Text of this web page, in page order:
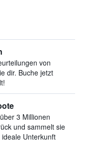
von
dir. Buche jetzt
3 Millionen
und sammelt sie
Unterkunft